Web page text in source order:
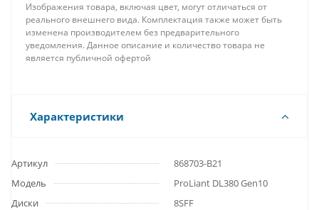
Изображения товара, включая цвет, могут отличаться от
реального внешнего вида. Комплектация также может быть
изменена производителем без предварительного
уведомления. Данное описание и количество товара не
является публичной офертой
Характеристики
Артикул
868703-B21
Модель
ProLiant DL380 Gen10
Диски
8SFF